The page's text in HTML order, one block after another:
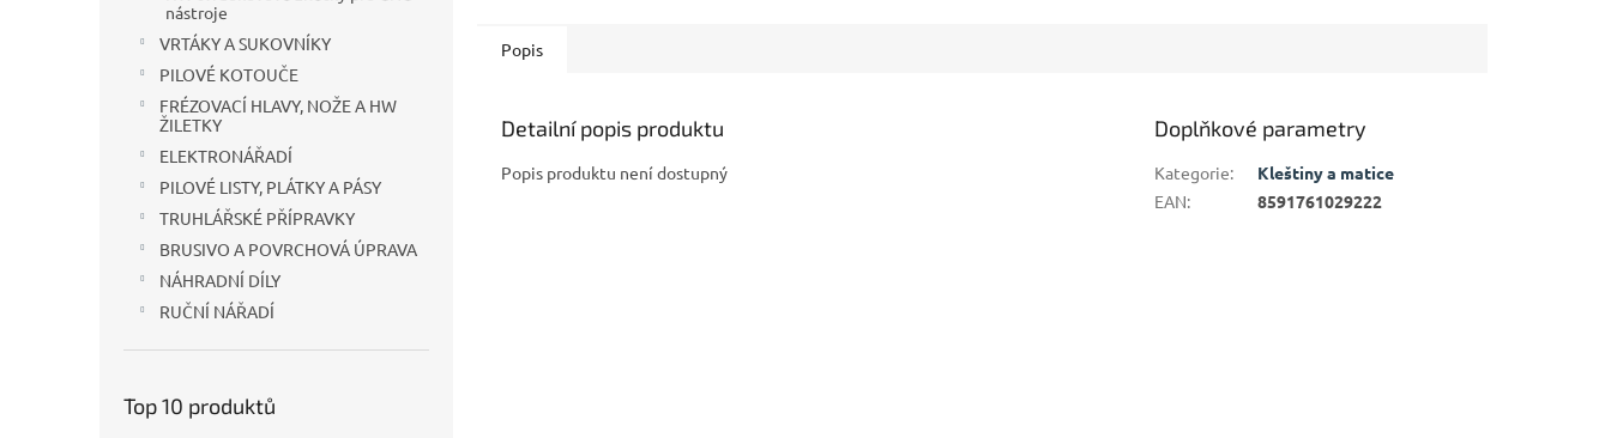
nástroje
VRTÁKY A SUKOVNÍKY
PILOVÉ KOTOUČE
FRÉZOVACÍ HLAVY, NOŽE A HW
ŽILETKY
ELEKTRONÁŘADÍ
PILOVÉ LISTY, PLÁTKY A PÁSY
TRUHLÁŘSKÉ PŘÍPRAVKY
BRUSIVO A POVRCHOVÁ ÚPRAVA
NÁHRADNÍ DÍLY
RUČNÍ NÁŘADÍ
Top 10 produktů
Popis
Detailní popis produktu
Popis produktu není dostupný
Doplňkové parametry
Kategorie:
Kleštiny a matice
EAN: 8591761029222